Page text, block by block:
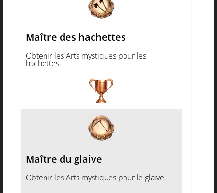
Maître des hachettes
Obtenir les Arts mystiques pour les
hachettes.
Maître du glaive
Obtenir les Arts mystiques pour le glaive.